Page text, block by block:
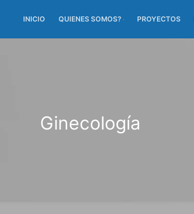
INICIO QUIENES SOMOS? PROYECTOS
Ginecología